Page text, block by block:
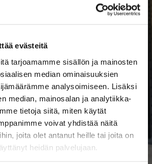
evästeitä
tarjoamamme sisällön ja mainosten
median ominaisuuksien
analysoimiseen. Lisäksi
median, mainosalan ja analytiikka-
tietoja siitä, miten käytät
voivat yhdistää näitä
joita olet antanut heille tai joita on
heidän palvelujaan.